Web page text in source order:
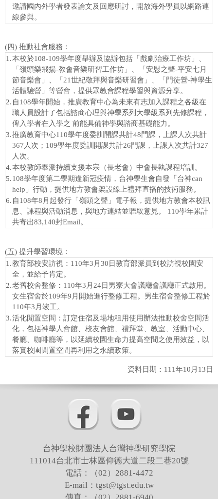
邀請國內外學者發表論文及回應研討，開放海外學員以網路連
線參與。
(四) 推動社會服務：
1.本校於108-109學年度舉辦及協辦包括「戲劇治療工作坊」、
「嶺頭樂飛揚-教會音樂研習工作坊」、「安慰之聲-平安七月
節音樂會」、「21世紀敬拜與音樂研習會」、「門徒營-神學生
活體驗營」等營會，提供眾教會課程學習與資源分享。
2. 自108學年開始，推廣教育中心為未來有志加入課程之各級在
職人員設計了包括諮商心理與神學系列大學級系列先修課程，
俾入學者在入學之 前能具備神學與諮商基礎能力。
3.推廣教育中心110學年度委訓開課共計48門課，上課人次共計
367人次；109學年度委訓開課共計26門課，上課人次共計327
人次。
4.本校教師奉派持續支援本宗（長老會）中會長執課程培訓。
5.108學年度第二學期逢新冠疫情，台神學生會自發「台神can
help」行動，提供地方教會架設線上禮拜直播的技術服務。
6. 自108年8月起發行「嶺頭之聲」電子報，提供地方教會本校訊
息、課程與活動消息，與地方連結並聽取意見。 110學年累計
共寄出83,140封Email。
(五) 提升學習環境：
1.教育部校安訪視：110年3月30日教育部派員到校訪視校園安
全，並給予肯定。
2.老舊校舍整修：110年3月24日男寮大會議廳會議廳正式啟用。
女生宿舍於109年9月開始進行整修工程。男生宿舍整修工程於
110年3月竣工。
3.活化閒置空間：訂定住宿及場地租用使用辦法推動校舍空間活
化，包括神學人會館、校友會館、禮拜堂、教室、活動中心、
餐廳、咖啡廳等，以延續校園生命力提高空間之使用效益，以
落實校園閒置空間再利用之永續政策。
資料日期：111年10月13日
台神學校財團法人台灣神學研究學院
111014台北市士林區仰德大道二段二巷20號
電話：（02）2881-4472
E-mail：tgst@tgst.edu.tw
傳真：（02）2881-6940